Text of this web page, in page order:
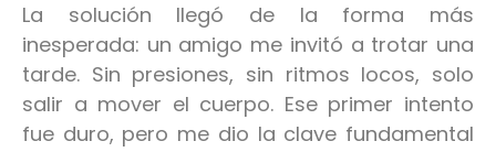
La solución llegó de la forma más
inesperada: un amigo me invitó a trotar una
tarde. Sin presiones, sin ritmos locos, solo
salir a mover el cuerpo. Ese primer intento
fue duro, pero me dio la clave fundamental